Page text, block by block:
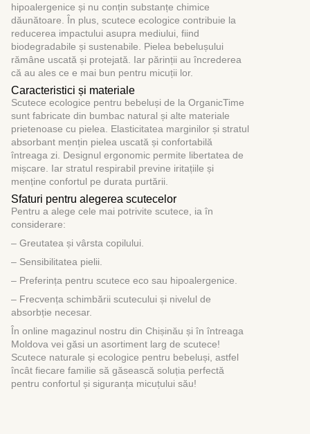
hipoalergenice și nu conțin substanțe chimice
dăunătoare. În plus, scutece ecologice contribuie la
reducerea impactului asupra mediului, fiind
biodegradabile și sustenabile. Pielea bebelușului
rămâne uscată și protejată. Iar părinții au încrederea
că au ales ce e mai bun pentru micuții lor.
Caracteristici și materiale
Scutece ecologice pentru bebeluși de la OrganicTime
sunt fabricate din bumbac natural și alte materiale
prietenoase cu pielea. Elasticitatea marginilor și stratul
absorbant mențin pielea uscată și confortabilă
întreaga zi. Designul ergonomic permite libertatea de
mișcare. Iar stratul respirabil previne iritațiile și
menține confortul pe durata purtării.
Sfaturi pentru alegerea scutecelor
Pentru a alege cele mai potrivite scutece, ia în
considerare:
– Greutatea și vârsta copilului.
– Sensibilitatea pielii.
– Preferința pentru scutece eco sau hipoalergenice.
– Frecvența schimbării scutecului și nivelul de
absorbție necesar.
În online magazinul nostru din Chișinău și în întreaga
Moldova vei găsi un asortiment larg de scutece!
Scutece naturale și ecologice pentru bebeluși, astfel
încât fiecare familie să găsească soluția perfectă
pentru confortul și siguranța micuțului său!